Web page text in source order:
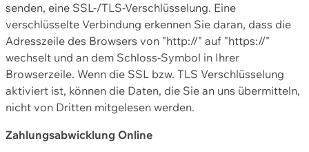
senden, eine SSL-/TLS-Verschlüsselung. Eine
verschlüsselte Verbindung erkennen Sie daran, dass die
Adresszeile des Browsers von "http://" auf "https://"
wechselt und an dem Schloss-Symbol in Ihrer
Browserzeile. Wenn die SSL bzw. TLS Verschlüsselung
aktiviert ist, können die Daten, die Sie an uns übermitteln,
nicht von Dritten mitgelesen werden.
Zahlungsabwicklung Online